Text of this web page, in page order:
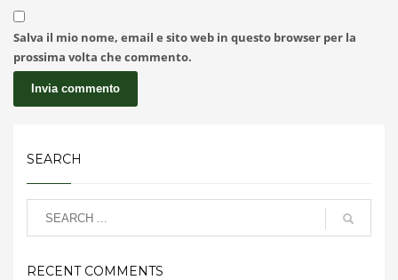
Salva il mio nome, email e sito web in questo browser per la
prossima volta che commento.
SEARCH
RECENT COMMENTS